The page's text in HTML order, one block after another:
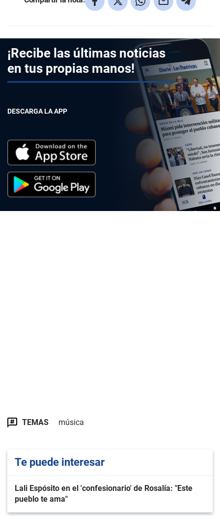
¡Recibe las últimas noticias
en tus propias manos!
DESCARGA LA APP
TEMAS música
Te puede interesar
Lali Espósito en el 'confesionario' de Rosalía: "Este
pueblo te ama"